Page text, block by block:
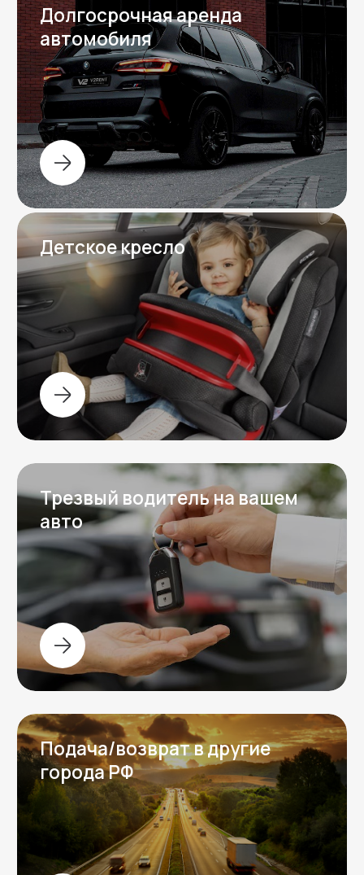
Вопрос-ответ
Отвечаем на частые
вопросы
Напишите нам в любой мессенджер,
ответим на ваши вопросы и обсудим
детали аренды автомобиля.
Написать в
Telegram
Написать в
WhatsApp
Остались вопросы?
Задать вопрос
Телефон:
Контактная информация
Контакты